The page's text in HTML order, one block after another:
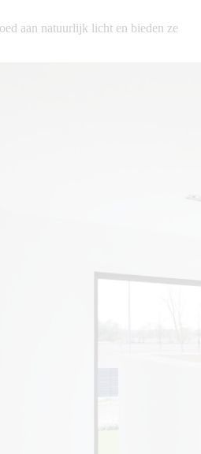
aan natuurlijk licht en bieden ze